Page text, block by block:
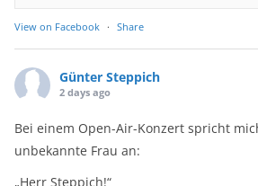
View on Facebook · Share
Günter Steppich
2 days ago
Bei einem Open-Air-Konzert spricht
unbekannte Frau an:
„Herr Steppich!“